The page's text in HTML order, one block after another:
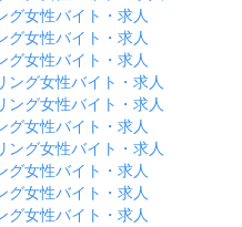
グ女性バイト・求人
グ女性バイト・求人
グ女性バイト・求人
ング女性バイト・求人
ング女性バイト・求人
グ女性バイト・求人
ング女性バイト・求人
グ女性バイト・求人
グ女性バイト・求人
グ女性バイト・求人